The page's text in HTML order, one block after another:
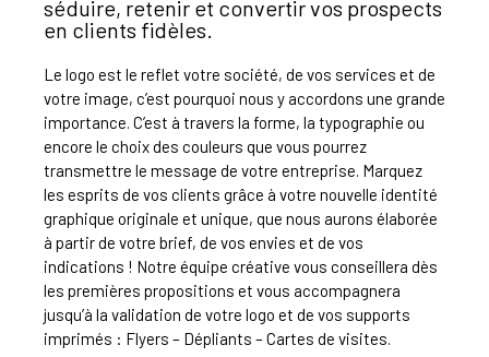
séduire, retenir et convertir vos prospects
en clients fidèles.
Le logo est le reflet votre société, de vos services et de
votre image, c’est pourquoi nous y accordons une grande
importance. C’est à travers la forme, la typographie ou
encore le choix des couleurs que vous pourrez
transmettre le message de votre entreprise. Marquez
les esprits de vos clients grâce à votre nouvelle identité
graphique originale et unique, que nous aurons élaborée
à partir de votre brief, de vos envies et de vos
indications ! Notre équipe créative vous conseillera dès
les premières propositions et vous accompagnera
jusqu’à la validation de votre logo et de vos supports
imprimés : Flyers – Dépliants – Cartes de visites.